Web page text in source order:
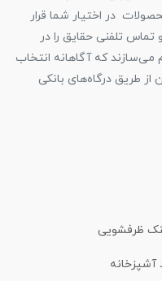
در اختیار شما قرار
تلفنی حقایق را در
می‌سازند که آگاهانه انتخاب
طریق درگاه‌های بانکی
ظرفشویی
آشپزخانه